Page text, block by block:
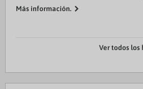
esquí se encuentra a 3,7 km de
Más información.
Ver todos los